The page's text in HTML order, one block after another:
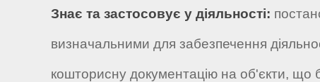
Знає та застосовує у діяльності:
визначальними для забезпечення
кошторисну документацію на об'єкти, що